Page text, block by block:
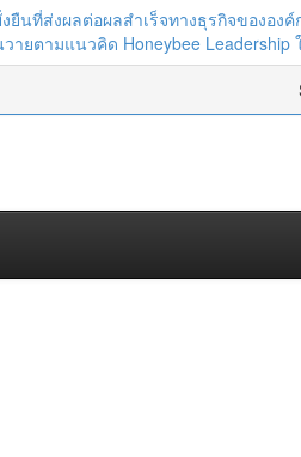
ยืนที่ส่งผลต่อผลสำเร็จทางธุรกิจขององ
ายตามแนวคิด Honeybee